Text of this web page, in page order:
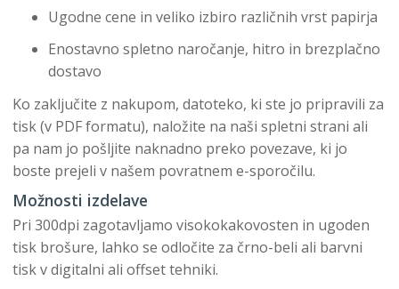
Ugodne cene in veliko izbiro različnih vrst papirja
Enostavno spletno naročanje, hitro in brezplačno
dostavo
Ko zaključite z nakupom, datoteko, ki ste jo pripravili za
tisk (v PDF formatu), naložite na naši spletni strani ali
pa nam jo pošljite naknadno preko povezave, ki jo
boste prejeli v našem povratnem e-sporočilu.
Možnosti izdelave
Pri 300dpi zagotavljamo visokokakovosten in ugoden
tisk brošure, lahko se odločite za črno-beli ali barvni
tisk v digitalni ali offset tehniki.